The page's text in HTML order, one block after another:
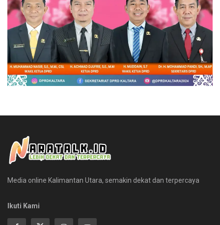
Media online Kalimantan Utara, semakin dekat dan terpercaya
Ikuti Kami